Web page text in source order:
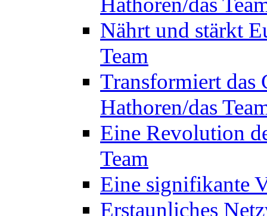
Nährt und stärkt
Team
Transformiert das
Hathoren/das
Eine Revolution
Team
Eine signifikante
Erstaunliches